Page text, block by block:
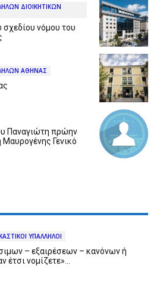
ΔΙΟΙΚΗΤΙΚΩΝ
νόμου του
ΑΘΗΝΑΣ
Παναγιώτη πρώην
Γενικό
ΥΠΑΛΛΗΛΟΙ
– εξαιρέσεων – κανόνων ή
έτσι νομίζετε»…